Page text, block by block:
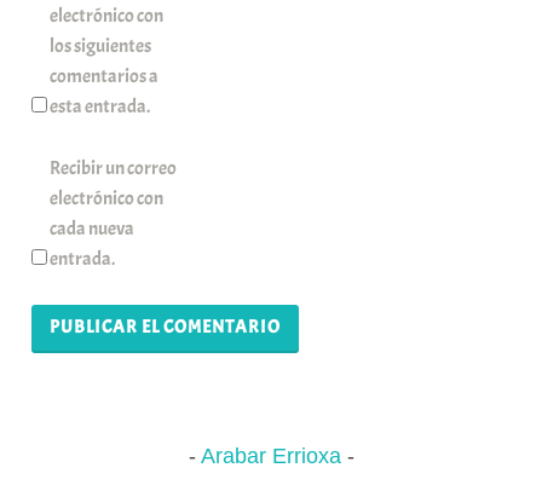
electrónico con
los siguientes
comentarios a
esta entrada.
Recibir un correo
electrónico con
cada nueva
entrada.
Arabar Errioxa